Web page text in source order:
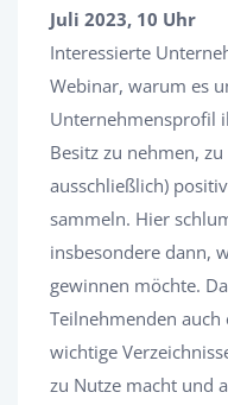
Juli 2023, 10 Uhr
Interessierte
Webinar, warum es
Unternehmensprofil
Besitz zu nehmen,
ausschließlich)
sammeln. Hier
insbesondere dann,
gewinnen möchte.
Teilnehmenden
wichtige
zu Nutze macht und